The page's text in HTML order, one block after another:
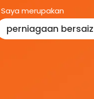
Saya merupakan
perniagaan